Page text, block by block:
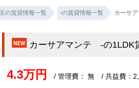
の賃貸情報一覧 -の賃貸情報一覧 カーサ
カーサアマンテ -の1LDK
4.3万円 / 管理費： 無 / 共益費：